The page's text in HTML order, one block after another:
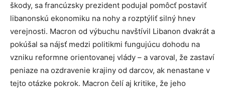
škody, sa francúzsky prezident podujal pomôcť postaviť
libanonskú ekonomiku na nohy a rozptýliť silný hnev
verejnosti. Macron od výbuchu navštívil Libanon dvakrát a
pokúšal sa nájsť medzi politikmi fungujúcu dohodu na
vzniku reformne orientovanej vlády – a varoval, že zastaví
peniaze na ozdravenie krajiny od darcov, ak nenastane v
tejto otázke pokrok. Macron čelí aj kritike, že jeho